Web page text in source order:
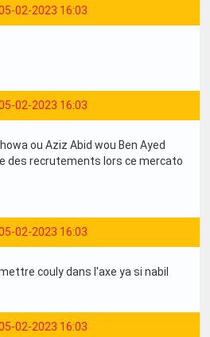
02-2023 16:03
02-2023 16:03
ou Aziz Abid wou Ben Ayed
des recrutements lors ce mercato
02-2023 16:03
couly dans l'axe ya si nabil
02-2023 16:03